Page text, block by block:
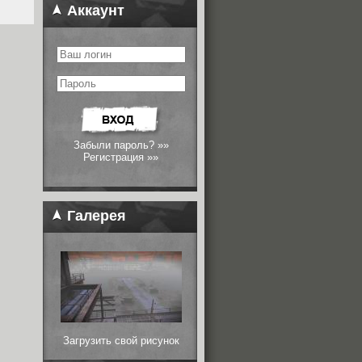
Аккаунт
Забыли пароль? »»
Регистрация »»
Галерея
Загрузить свой рисунок